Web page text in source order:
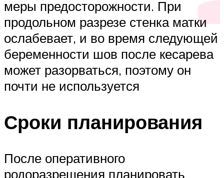
меры предосторожности. При
продольном разрезе стенка матки
ослабевает, и во время следующей
беременности шов после кесарева
может разорваться, поэтому он
почти не используется
Сроки планирования
После оперативного
родоразрешения планировать